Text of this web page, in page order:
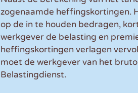
zogenaamde heffingskortingen.
op de in te houden bedragen,
werkgever de belasting en
heffingskortingen verlagen
moet de werkgever van het
Belastingdienst.